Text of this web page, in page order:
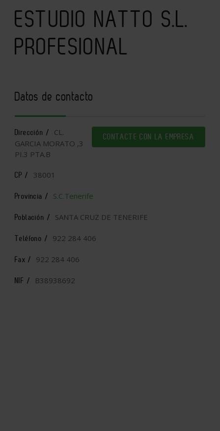
ESTUDIO NATTO S.L.
PROFESIONAL
Datos de contacto
CONTACTE CON LA EMPRESA
Dirección /
CL.
GARCIA MORATO ,3
PI.3 PTA.B
CP / 38001
Provincia / S.C.Tenerife
Población / SANTA CRUZ DE TENERIFE
Teléfono / 922 284 406
Fax / 922 284 406
NIF / B38938692